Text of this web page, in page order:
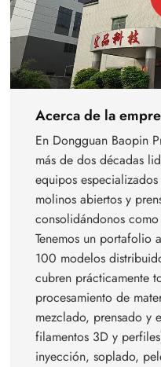
Acerca de la
En Dongguan Baopin
más de dos décadas
equipos
molinos abiertos y
consolidándonos
Tenemos un portafolio
100 modelos
cubren prácticamente
procesamiento de
mezclado, prensado y
filamentos 3D y
inyección, soplado,